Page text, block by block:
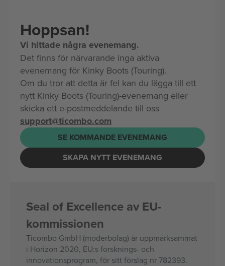
Hoppsan!
Vi hittade några evenemang.
Det finns för närvarande inga aktiva
evenemang för Kinky Boots (Touring).
Om du tror att detta är fel kan du lägga till ett
nytt Kinky Boots (Touring)-evenemang eller
skicka ett e-postmeddelande till oss
support@ticombo.com
SE KOMMANDE EVENEMANG
SKAPA NYTT EVENEMANG
Seal of Excellence av EU-
kommissionen
Ticombo GmbH (moderbolag) är uppmärksammat
i Horizon 2020, EU:s forsknings- och
innovationsprogram, för sitt förslag nr 782393.